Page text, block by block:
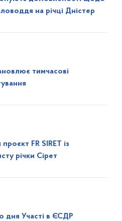
на річці Дністер
тимчасові
FR SIRET із
річки Сірет
дня Участі в ЄСДР